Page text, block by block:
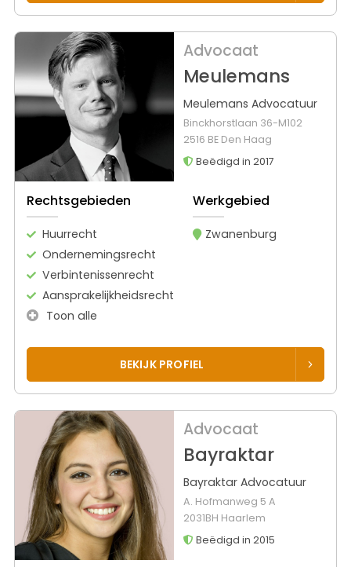
Advocaat
Meulemans
Meulemans Advocatuur
Binckhorstlaan 36-M102
2516 BE Den Haag
Beëdigd in 2017
Rechtsgebieden
Huurrecht
Ondernemingsrecht
Verbintenissenrecht
Aansprakelijkheidsrecht
Toon alle
Werkgebied
Zwanenburg
BEKIJK PROFIEL
Advocaat
Bayraktar
Bayraktar Advocatuur
A. Hofmanweg 5 A
2031BH Haarlem
Beëdigd in 2015